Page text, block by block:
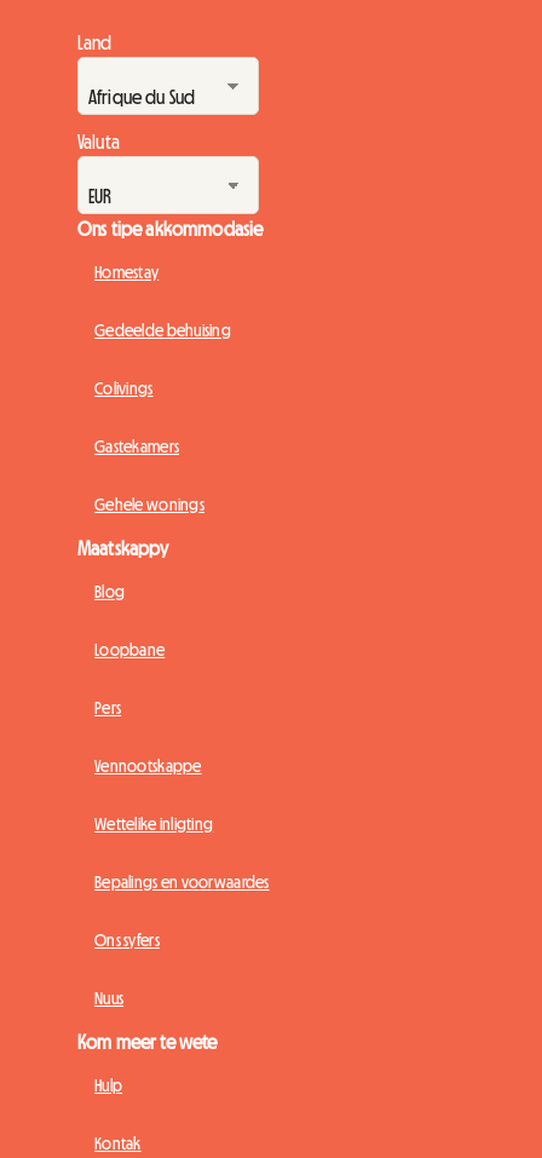
Land
Valuta
Ons tipe akkommodasie
Homestay
Gedeelde behuising
Colivings
Gastekamers
Gehele wonings
Maatskappy
Blog
Loopbane
Pers
Vennootskappe
Wettelike inligting
Bepalings en voorwaardes
Ons syfers
Nuus
Kom meer te wete
Hulp
Kontak